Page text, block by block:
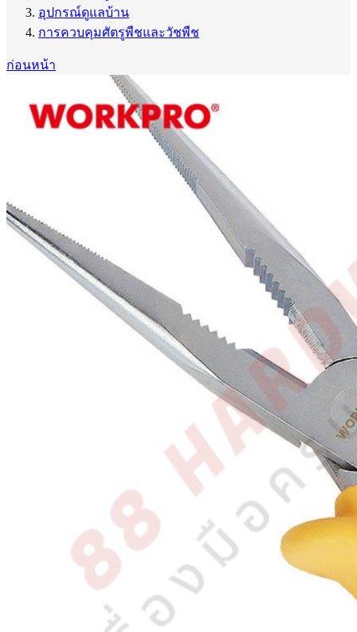
อุปกรณ์ดูแลบ้าน
การควบคุมศัตรูพืชและวัชพืช
ก่อนหน้า